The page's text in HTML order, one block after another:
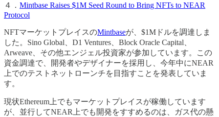
４． Mintbase Raises $1M Seed Round to Bring NFTs to NEAR
Protocol
NFTマーケットプレイスのMintbaseが、$1Mドルを調達しま
した。Sino Global、D1 Ventures、Block Oracle Capital、
Arweave、その他エンジェル投資家が参加しています。この
資金調達で、開発者やデザイナーを採用し、今年中にNEAR
上でのテストネットローンチを目指すことを発表していま
す。
現状Ethereum上でもマーケットプレイスが稼働しています
が、並行してNEAR上でも開発をすすめるのは、ガス代の懸